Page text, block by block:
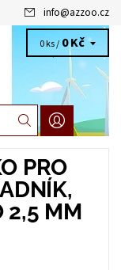
info@azzoo.cz
0 ks / 0 Kč
PRO
2,5 MM